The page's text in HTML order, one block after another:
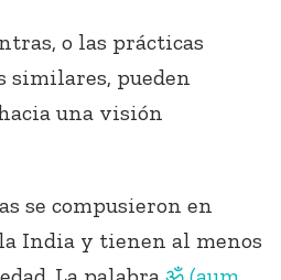
o las prácticas
similares, pueden
una visión
se compusieron en
India y tienen al menos